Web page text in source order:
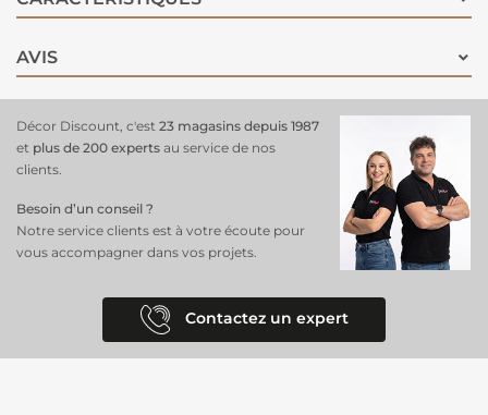
aménagements d’ombre pourterrasse ou jardin
AVIS
Décor Discount, c'est 23 magasins depuis 1987
et plus de 200 experts au service de nos
clients.
Besoin d’un conseil ?
Notre service clients est à votre écoute pour
vous accompagner dans vos projets.
Contactez un expert